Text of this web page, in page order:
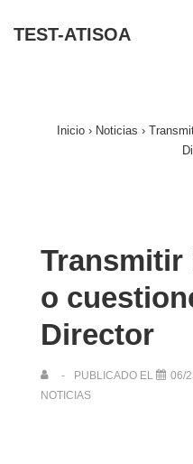
Saltar
TEST-ATISOA
Inicio › Noticias ›
Transmitir
o
Director
PUBLICADO EL 06/
NOTICIAS